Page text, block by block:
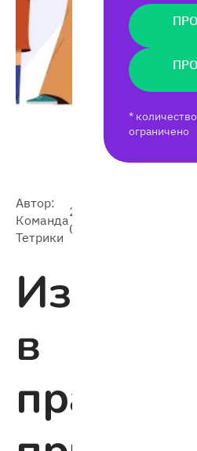
Автор:
Команда
Тетрики
2024-
05-06
в
правилах
*
ограничено